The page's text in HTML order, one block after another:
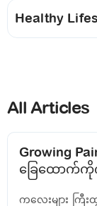
Healthy
All Articles
Growing
ခြေထောက်ကို
ကလေးများ ကြီး